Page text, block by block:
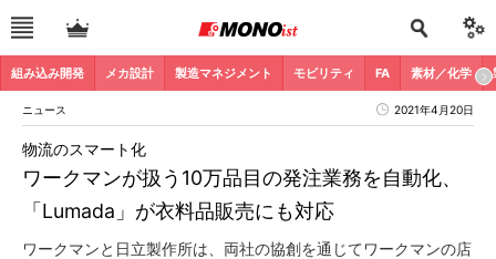
組み込み開発 メカ設計 製造マネジメント モビリティ FA 素材／化学
ニュース 2021年4月20日
ワークマンが扱う10万品目の発注業務を自動化、
「Lumada」が衣料品販売にも対応
物流のスマート化
ワークマンと日立製作所は、両社の協創を通じてワークマンの店